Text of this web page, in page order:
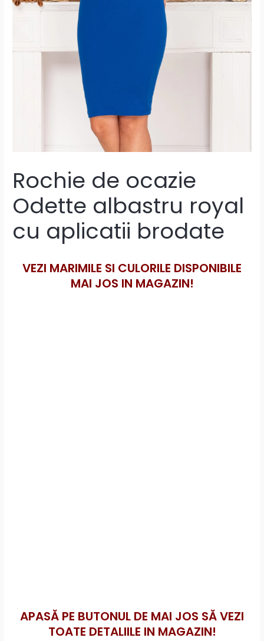
Rochie de ocazie
Odette albastru royal
cu aplicatii brodate
VEZI MARIMILE SI CULORILE DISPONIBILE
MAI JOS IN MAGAZIN!
APASĂ PE BUTONUL DE MAI JOS SĂ VEZI
TOATE DETALIILE IN MAGAZIN!